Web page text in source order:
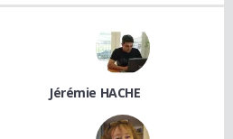
Jérémie HACHE